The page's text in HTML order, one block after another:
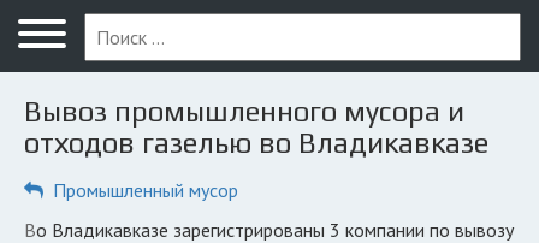
Меню
Главная
Вопрос юристу
Вывоз промышленного мусора и
отходов газелью во Владикавказе
Промышленный мусор
во Владикавказе зарегистрированы 3 компании по вывозу